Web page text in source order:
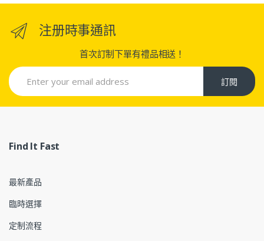
注册時事通訊
首次訂制下單有禮品相送！
訂閱
Find It Fast
最新產品
臨時選擇
定制流程